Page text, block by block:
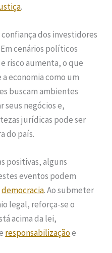
.
dos investidores
cenários políticos
risco aumenta, o que
economia como um
buscam ambientes
seus negócios e,
jurídicas pode ser
do país.
positivas, alguns
eventos podem
democracia. Ao submeter
legal, reforça-se o
acima da lei,
responsabilizaçãoe